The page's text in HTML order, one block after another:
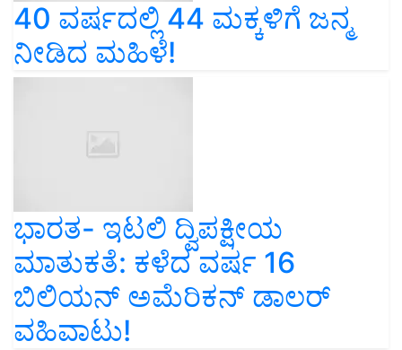
40 ವರ್ಷದಲ್ಲಿ 44 ಮಕ್ಕಳಿಗೆ ಜನ್ಮ
ನೀಡಿದ ಮಹಿಳೆ!
ಭಾರತ- ಇಟಲಿ ದ್ವಿಪಕ್ಷೀಯ
ಮಾತುಕತೆ: ಕಳೆದ ವರ್ಷ 16
ಬಿಲಿಯನ್ ಅಮೆರಿಕನ್‌ ಡಾಲರ್‌
ವಹಿವಾಟು!